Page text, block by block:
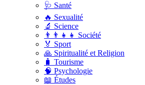
🩺 Santé
🔥 Sexualité
🔬 Science
👨‍👨‍👧‍👧 Société
🏅 Sport
🙏 Spiritualité et Religion
🧳 Tourisme
🧠 Psychologie
📖 Études